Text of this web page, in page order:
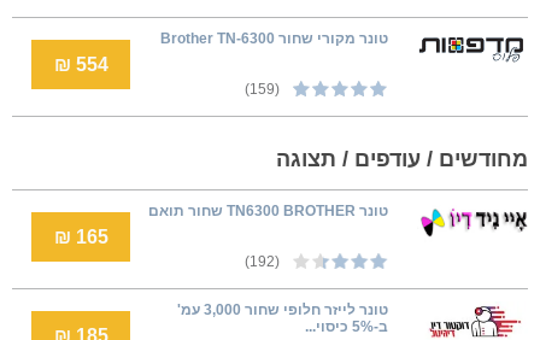
טונר מקורי שחור Brother TN-6300
(159)
554 ₪
מחודשים / עודפים / תצוגה
טונר TN6300 BROTHER שחור תואם
(192)
165 ₪
טונר לייזר חלופי שחור 3,000 עמ'
ב-5% כיסוי...
185 ₪